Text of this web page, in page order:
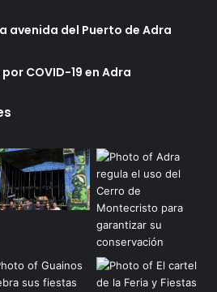
avenida del Puerto de Adra
COVID-19 en Adra